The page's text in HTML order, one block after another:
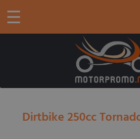
☰
Dirtbike 250cc